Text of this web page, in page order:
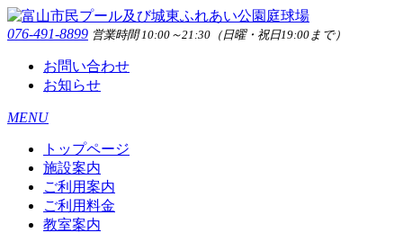
076-491-8899 営業時間 10:00～21:30（日曜・祝日19:00まで）
お問い合わせ
お知らせ
MENU
トップページ
施設案内
ご利用案内
ご利用料金
教室案内